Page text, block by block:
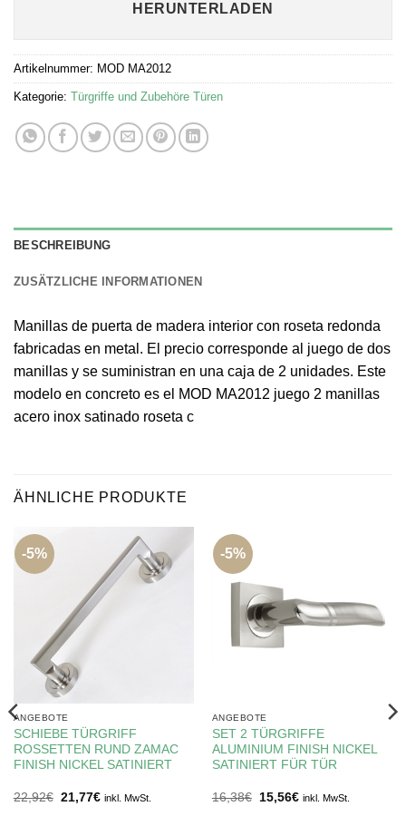
HERUNTERLADEN
Artikelnummer: MOD MA2012
Kategorie: Türgriffe und Zubehöre Türen
BESCHREIBUNG
ZUSÄTZLICHE INFORMATIONEN
Manillas de puerta de madera interior con roseta redonda
fabricadas en metal. El precio corresponde al juego de dos
manillas y se suministran en una caja de 2 unidades. Este
modelo en concreto es el MOD MA2012 juego 2 manillas
acero inox satinado roseta c
ÄHNLICHE PRODUKTE
-5%
ANGEBOTE
SCHIEBE TÜRGRIFF
ROSSETTEN RUND ZAMAC
FINISH NICKEL SATINIERT
22,92€ Ursprünglicher
Preis
21,77€Aktueller
inkl. MwSt.
-5%
ANGEBOTE
SET 2 TÜRGRIFFE
ALUMINIUM FINISH NICKEL
SATINIERT FÜR TÜR
16,38€
Ursprünglicher
Preis
15,56€Aktueller
inkl. MwSt.